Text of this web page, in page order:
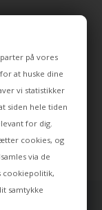
på vores
at huske dine
vi statistikker
siden hele tiden
for dig.
cookies, og
via de
cookiepolitik,
samtykke